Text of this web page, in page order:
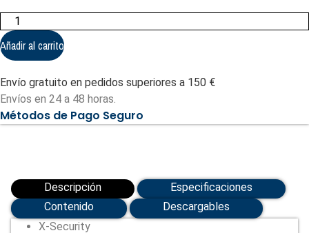
Cámara
PT
IP
X-
Security
5
Megapíxel
(2560
×
1920)
AI2)
cantidad
Añadir al carrito
Envío gratuito en pedidos superiores a 150 €
Envíos en 24 a 48 horas.
Métodos de Pago Seguro
Descripción
Especificaciones
Contenido
Descargables
X-Security